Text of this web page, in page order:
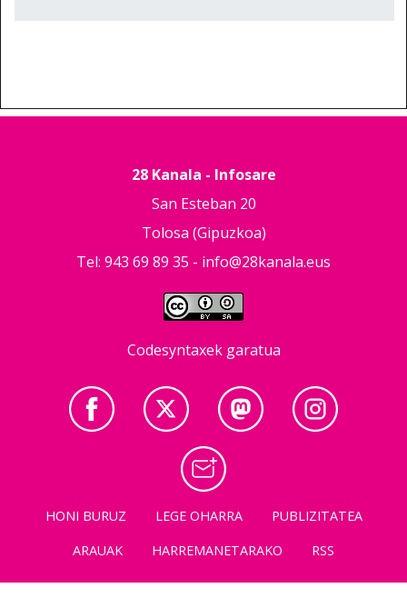
28 Kanala - Infosare
San Esteban 20
Tolosa (Gipuzkoa)
Tel: 943 69 89 35 - info@28kanala.eus
Codesyntaxek garatua
HONI BURUZ LEGE OHARRA
PUBLIZITATEA
ARAUAK
HARREMANETARAKO RSS